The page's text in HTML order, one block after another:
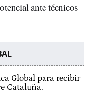
ante técnicos
Global para recibir
Cataluña.